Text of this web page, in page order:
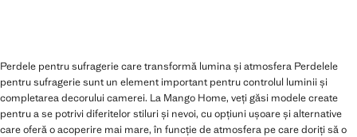
Perdele pentru sufragerie care transformă lumina și atmosfera Perdelele
pentru sufragerie sunt un element important pentru controlul luminii și
completarea decorului camerei. La Mango Home, veți găsi modele create
pentru a se potrivi diferitelor stiluri și nevoi, cu opțiuni ușoare și alternative
care oferă o acoperire mai mare, în funcție de atmosfera pe care doriți să o